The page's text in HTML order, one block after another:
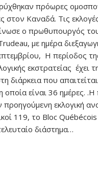
πρόωρες
στον Καναδά. Τις
ο πρωθυπουργός
με ημέρα
Η περίοδος
εκστρατείας έχει
διάρκεια που
οποία είναι 36 ημέρες.
εκλογική
119, το Bloc
διάστημα…